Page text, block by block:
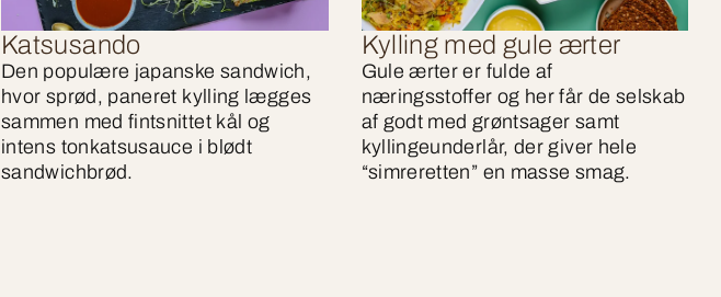
Katsusando
Den populære japanske sandwich,
hvor sprød, paneret kylling lægges
sammen med fintsnittet kål og
intens tonkatsusauce i blødt
sandwichbrød.
Kylling med gule ærter
Gule ærter er fulde af
næringsstoffer og her får de selskab
af godt med grøntsager samt
kyllingeunderlår, der giver hele
“simreretten” en masse smag.